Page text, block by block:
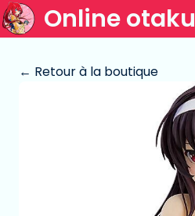
Online otaku
← Retour à la boutique